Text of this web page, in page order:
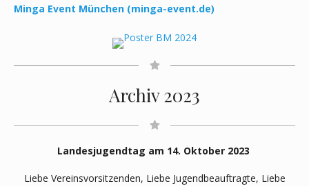
Minga Event München (minga-event.de)
Archiv 2023
Landesjugendtag am 14. Oktober 2023
Liebe Vereinsvorsitzenden, Liebe Jugendbeauftragte, Liebe